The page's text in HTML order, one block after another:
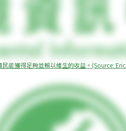
能獲得足夠並賴以維生的收益。(Source: